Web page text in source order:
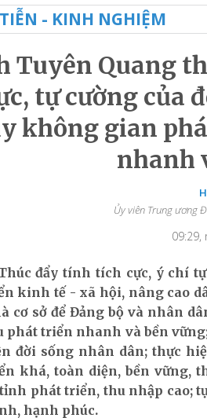
- KINH NGHIỆM
Tuyên Quang
tự cường của
không gian
nhanh
Ủy viên Trung ương
09:29,
đẩy tính tích cực, ý chí
kinh tế - xã hội, nâng cao
cơ sở để Đảng bộ và nhân
phát triển nhanh và bền
đời sống nhân dân; thực
khá, toàn diện, bền vững,
phát triển, thu nhập cao;
hạnh phúc.